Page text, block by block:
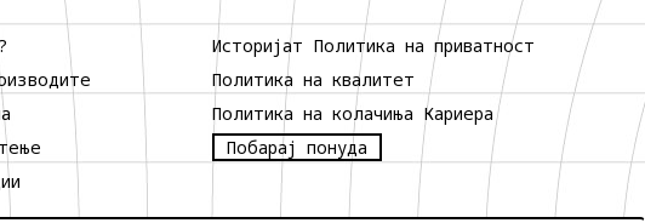
Историјат Политика на приватност
Политика на квалитет
Политика на колачиња Кариера
Побарај понуда